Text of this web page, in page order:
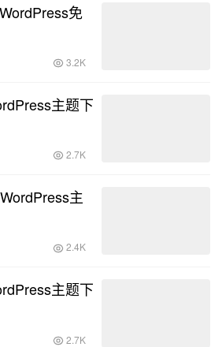
免
3.2K
主题下
2.7K
主
2.4K
主题下
2.7K